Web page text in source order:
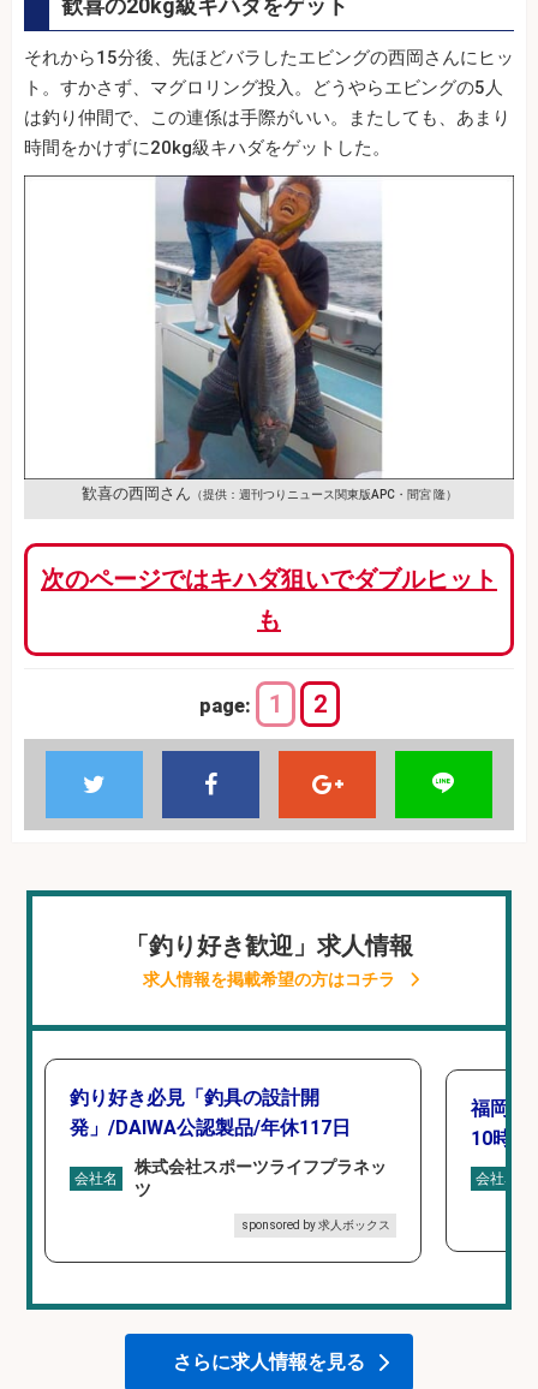
歓喜の20kg級キハダをゲット
それから15分後、先ほどバラしたエビングの西岡さんにヒッ
ト。すかさず、マグロリング投入。どうやらエビングの5人
は釣り仲間で、この連係は手際がいい。またしても、あまり
時間をかけずに20kg級キハダをゲットした。
歓喜の西岡さん （提供：週刊つりニュース関東版APC・間宮 隆）
次のページではキハダ狙いでダブルヒット
も
page: 1 2
「釣り好き歓迎」求人情報
求人情報を掲載希望の方はコチラ
釣り好き必見「釣具の設計開
発」/DAIWA公認製品/年休117日
会社名
株式会社スポーツライフプラネッ
ツ
sponsored by 求人ボックス
福岡「
10時間
会社名
さらに求人情報を見る